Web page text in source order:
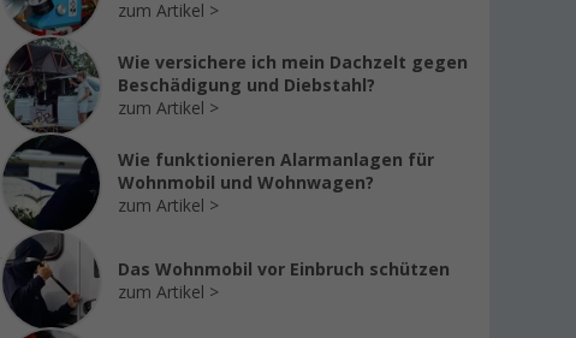
zum Artikel
Wie versichere ich mein Dachzelt gegen
Beschädigung und Diebstahl?
zum Artikel
Wie funktionieren Alarmanlagen für
Wohnmobil und Wohnwagen?
zum Artikel
Das Wohnmobil vor Einbruch schützen
zum Artikel